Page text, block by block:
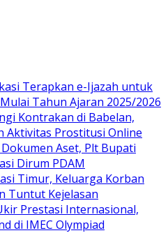
Terapkan e-Ijazah untuk
Tahun Ajaran 2025/2026
Kontrakan di Babelan,
Aktivitas Prostitusi Online
Aset, Plt Bupati
Dirum PDAM
Timur, Keluarga Korban
Tuntut Kejelasan
Prestasi Internasional,
di IMEC Olympiad